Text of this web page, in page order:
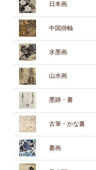
日本画
中国掛軸
水墨画
山水画
墨跡・書
古筆・かな書
書画